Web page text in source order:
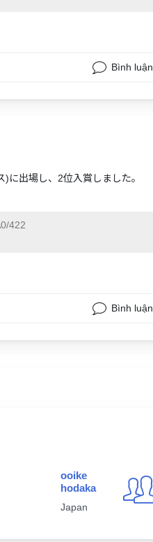
Bình luận
出場し、2位入賞しました。
422
Bình luận
ooike
hodaka
Japan